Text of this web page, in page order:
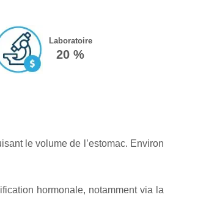
Laboratoire
20 %
le volume de l’estomac. Environ
hormonale, notamment via la